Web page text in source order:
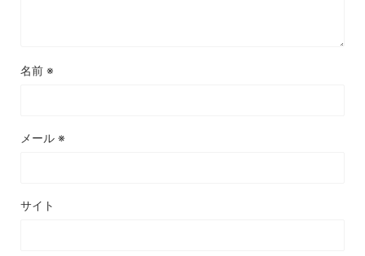
名前 ※
メール ※
サイト